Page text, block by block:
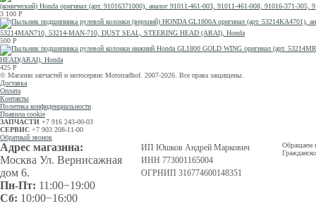
(конический) Honda оригинал (арт. 91016371000), аналог 91011-461-003, 91011-461-008, 91016-371-
3 100 Р
53214MAN710, 53214-MAN-710, DUST SEAL, STEERING HEAD (ARAI), Honda
500 Р
HEAD(ARAI), Honda
425 Р
© Магазин запчастей и мотосервис Motorradhof. 2007-2026. Все права защищены.
Доставка
Оплата
Контакты
Политика конфиденциальности
Правила cookie
ЗАПЧАСТИ +7 916 243-00-03
СЕРВИС +7 903 208-11-00
Обратный звонок
Адрес магазина:
Москва Ул. Вернисажная
дом 6.
Пн-Пт: 11:00−19:00
Сб: 10:00−16:00
ИП Юшков Андрей Маркович
ИНН 773001165004
ОГРНИП 316774600148351
Обращаем